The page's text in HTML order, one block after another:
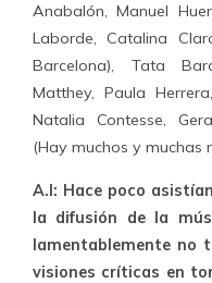
Anabalón, Manuel
Laborde, Catalina
Barcelona), Tata
Matthey, Paula
Natalia Contesse,
(Hay muchos y muchas
A.I: Hace poco
la difusión de la
lamentablemente no
visiones críticas en